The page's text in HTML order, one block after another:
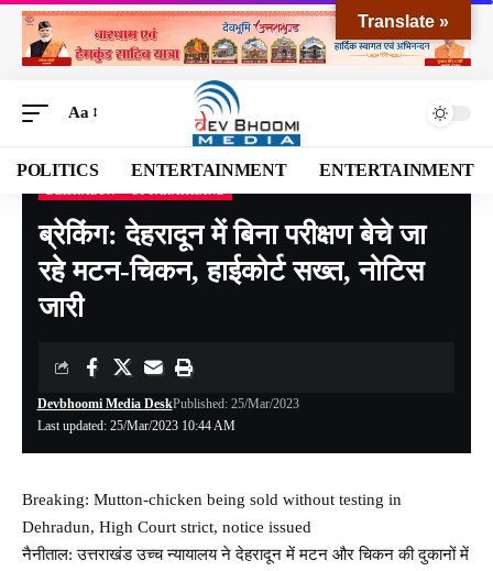
Aa
POLITICS ENTERTAINMENT ENTERTAINMENT
Devbhoomi Media>Blog>NATIONAL>UTTARAKHAND >DEHRADUN
ब्रेकिंग: देहरादून में बिना परीक्षण बेचे जा
रहे मटन-चिकन, हाईकोर्ट सख्त, नोटिस
जारी
Last updated: 25/Mar/2023 10:44 AM
Devbhoomi Media DeskPublished: 25/Mar/2023
Breaking: Mutton-chicken being sold without testing in
Dehradun, High Court strict, notice issued
नैनीताल: उत्तराखंड उच्च न्यायालय ने देहरादून में मटन और चिकन की दुकानों में
Translate »